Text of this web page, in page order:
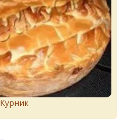
Курник